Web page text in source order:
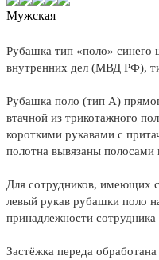
Мужская
Рубашка тип «поло» синего
внутренних дел (МВД РФ),
Рубашка поло (тип А)
втачной из трикотажного
короткими рукавами с
полотна вывязаны полосами
Для сотрудников, имеющих
левый рукав рубашки поло
принадлежности
Застёжка переда